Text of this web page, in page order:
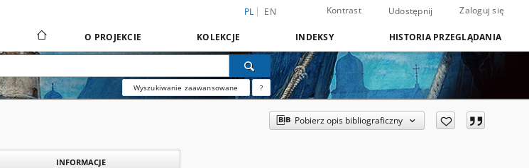
PL EN Kontrast Udostępnij Zaloguj się
O PROJEKCIE KOLEKCJE INDEKSY HISTORIA PRZEGLĄDANIA
Wyszukiwanie zaawansowane ?
Pobierz opis bibliograficzny
INFORMACJE